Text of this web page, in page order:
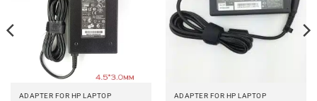
ADAPTER FOR HP LAPTOP ADAPTER FOR HP LAPTOP